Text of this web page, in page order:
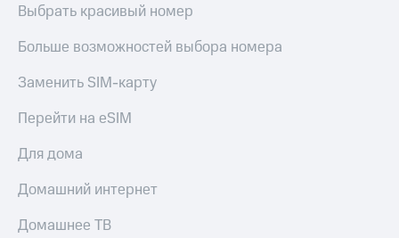
Выбрать красивый номер
Больше возможностей выбора номера
Заменить SIM-карту
Перейти на eSIM
Для дома
Домашний интернет
Домашнее ТВ